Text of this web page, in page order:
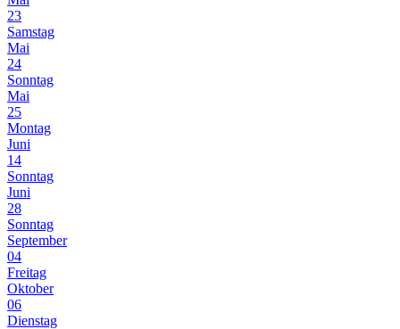
23
Samstag
Mai
24
Sonntag
Mai
25
Montag
Juni
14
Sonntag
Juni
28
Sonntag
September
04
Freitag
Oktober
06
Dienstag